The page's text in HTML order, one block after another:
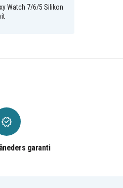
Watch 7/6/5 Silikon
garanti